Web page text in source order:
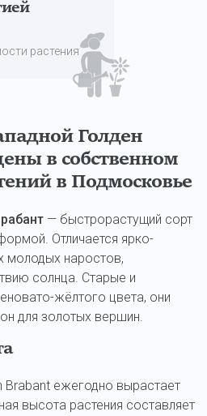
растения
Голден
в собственном
в Подмосковье
— быстрорастущий сорт
Отличается ярко-
молодых наростов,
солнца. Старые и
жёлтого цвета, они
для золотых вершин.
Brabant ежегодно вырастает
высота растения составляет